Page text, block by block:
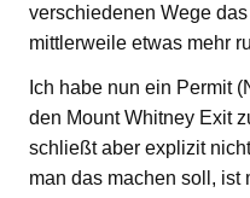
verschiedenen Wege
mittlerweile etwas mehr
Ich habe nun ein Permit
den Mount Whitney Exit
schließt aber explizit
man das machen soll, ist